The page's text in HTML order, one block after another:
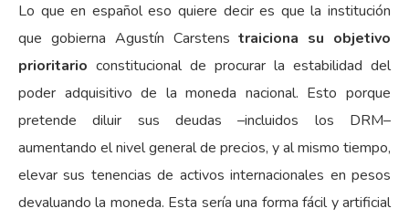
Lo que en español eso quiere decir es que la institución
que gobierna Agustín Carstenstraiciona su objetivo
prioritario constitucional de procurar la estabilidad del
poder adquisitivo de la moneda nacional. Esto porque
pretende diluir sus deudas –incluidos los DRM–
aumentando el nivel general de precios, y al mismo tiempo,
elevar sus tenencias de activos internacionales en pesos
devaluando la moneda. Esta sería una forma fácil y artificial